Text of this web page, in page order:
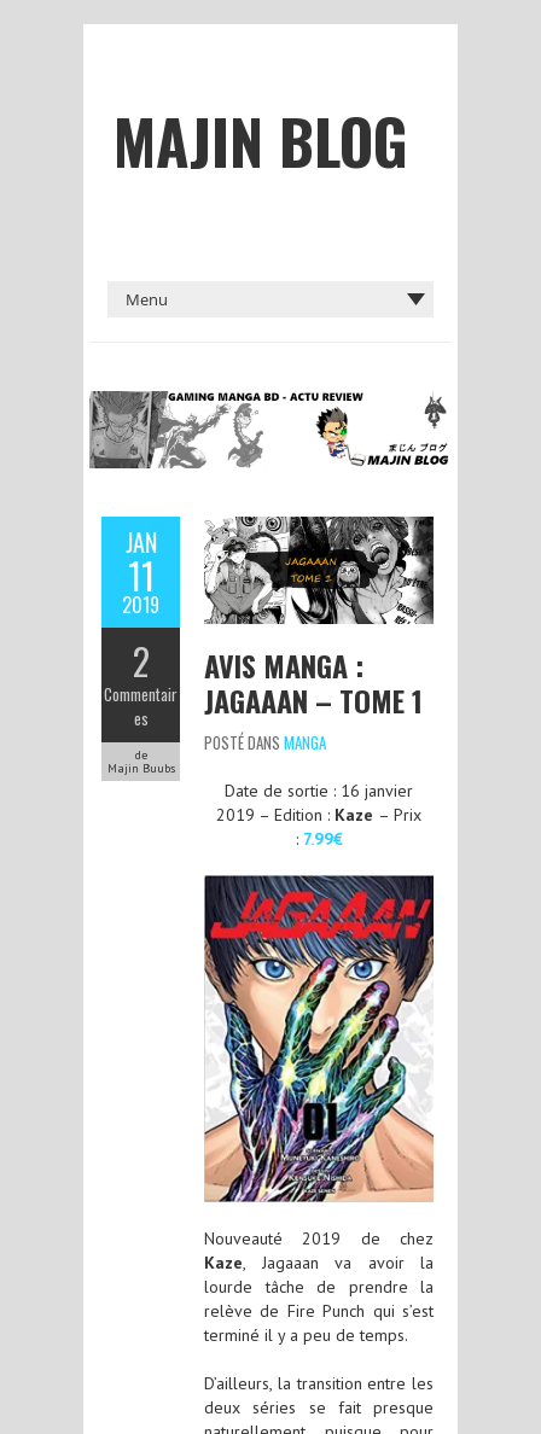
MAJIN BLOG
JAN
11
2019
2
Commentair
es
de
Majin Buubs
AVIS MANGA :
JAGAAAN – TOME 1
POSTÉ DANS MANGA
Date de sortie : 16 janvier
2019 – Edition : Kaze – Prix
: 7.99€
Nouveauté 2019 de chez
Kaze, Jagaaan va avoir la
lourde tâche de prendre la
relève de Fire Punch qui s’est
terminé il y a peu de temps.
D’ailleurs, la transition entre les
deux séries se fait presque